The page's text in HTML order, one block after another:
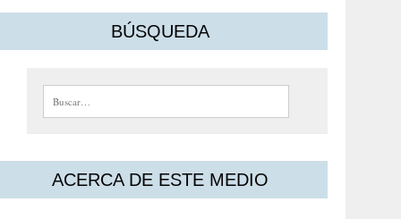
BÚSQUEDA
Buscar:
ACERCA DE ESTE MEDIO